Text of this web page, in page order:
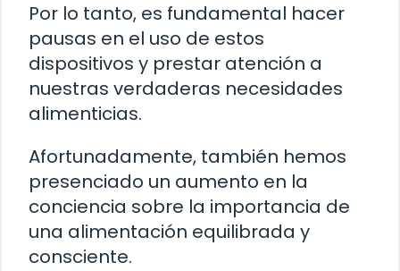
Por lo tanto, es fundamental hacer
pausas en el uso de estos
dispositivos y prestar atención a
nuestras verdaderas necesidades
alimenticias.
Afortunadamente, también hemos
presenciado un aumento en la
conciencia sobre la importancia de
una alimentación equilibrada y
consciente.